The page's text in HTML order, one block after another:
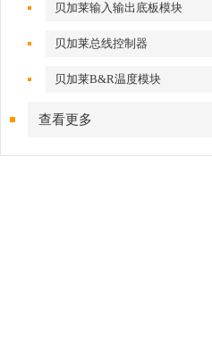
贝加莱输入输出底板模块
贝加莱总线控制器
贝加莱B&R温度模块
查看更多